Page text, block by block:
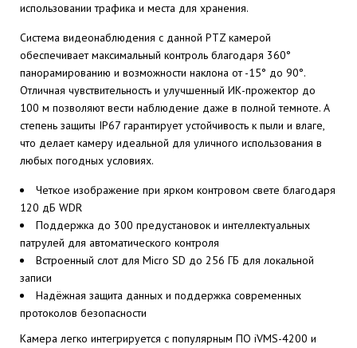
использовании трафика и места для хранения.
Система видеонаблюдения с данной PTZ камерой
обеспечивает максимальный контроль благодаря 360°
панорамированию и возможности наклона от -15° до 90°.
Отличная чувствительность и улучшенный ИК-прожектор до
100 м позволяют вести наблюдение даже в полной темноте. А
степень защиты IP67 гарантирует устойчивость к пыли и влаге,
что делает камеру идеальной для уличного использования в
любых погодных условиях.
Четкое изображение при ярком контровом свете благодаря
120 дБ WDR
Поддержка до 300 предустановок и интеллектуальных
патрулей для автоматического контроля
Встроенный слот для Micro SD до 256 ГБ для локальной
записи
Надёжная защита данных и поддержка современных
протоколов безопасности
Камера легко интегрируется с популярным ПО iVMS-4200 и